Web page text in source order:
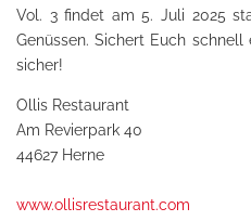
Vol. 3 findet am 5. Juli 2025
Genüssen. Sichert Euch
sicher!
Ollis Restaurant
Am Revierpark 40
44627 Herne
www.ollisrestaurant.com